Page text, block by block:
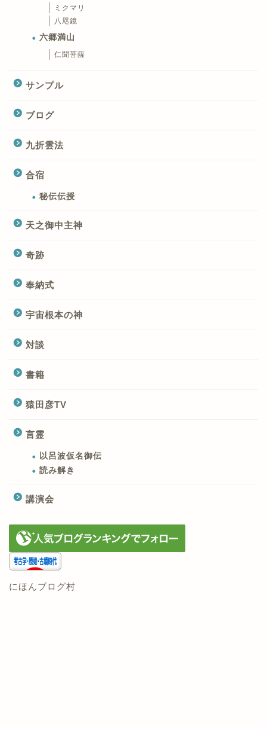
ミクマリ
八咫鏡
六郷満山
仁聞菩薩
サンプル
ブログ
九折雲法
合宿
秘伝伝授
天之御中主神
奇跡
奉納式
宇宙根本の神
対談
書籍
猿田彦TV
言霊
以呂波仮名御伝
読み解き
講演会
にほんブログ村